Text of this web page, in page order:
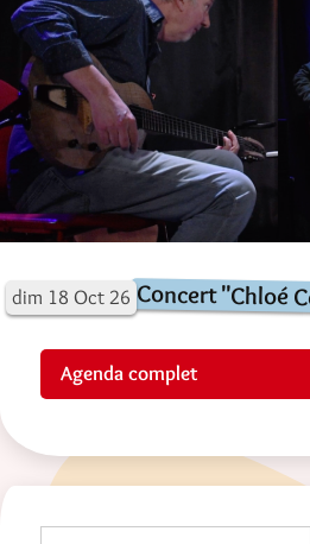
dim 18 Oct 26 Concert "Chloé
Agenda complet